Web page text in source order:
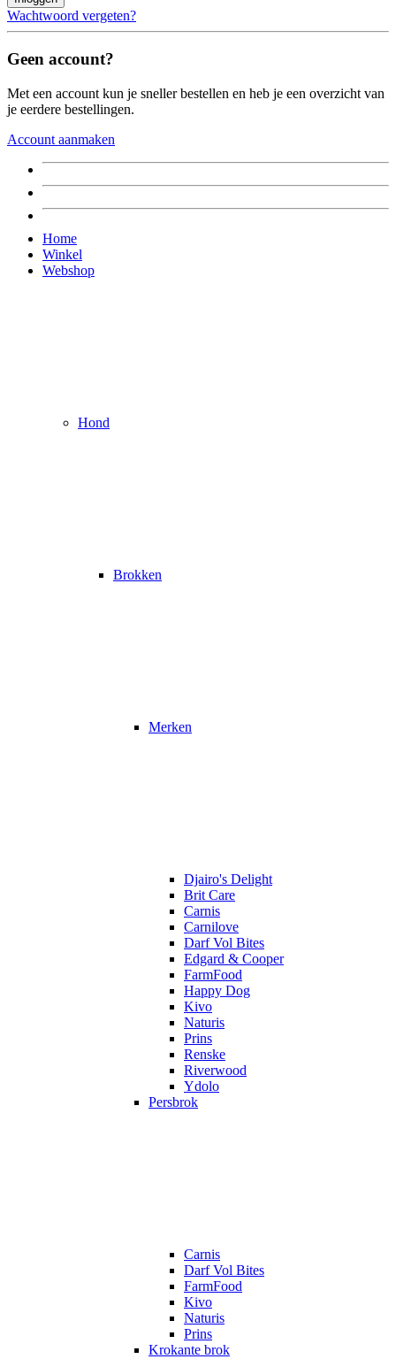
Wachtwoord vergeten?
Geen account?
Met een account kun je sneller bestellen en heb je een overzicht van
je eerdere bestellingen.
Account aanmaken
Home
Winkel
Webshop
Hond
Brokken
Merken
Djairo's Delight
Brit Care
Carnis
Carnilove
Darf Vol Bites
Edgard & Cooper
FarmFood
Happy Dog
Kivo
Naturis
Prins
Renske
Riverwood
Ydolo
Persbrok
Carnis
Darf Vol Bites
FarmFood
Kivo
Naturis
Prins
Krokante brok